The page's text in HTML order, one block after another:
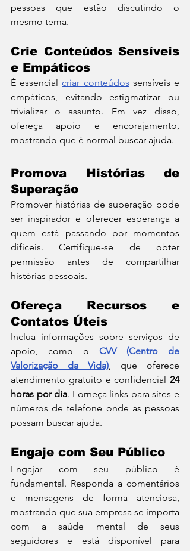
pessoas que estão discutindo o
mesmo tema.
Crie Conteúdos Sensíveis
e Empáticos
É essencial criar conteúdos sensíveis e
empáticos, evitando estigmatizar ou
trivializar o assunto. Em vez disso,
ofereça apoio e encorajamento,
mostrando que é normal buscar ajuda.
Promova Histórias de
Superação
Promover histórias de superação pode
ser inspirador e oferecer esperança a
quem está passando por momentos
difíceis. Certifique-se de obter
permissão antes de compartilhar
histórias pessoais.
Ofereça Recursos e
Contatos Úteis
Inclua informações sobre serviços de
apoio, como o CVV (Centro de
Valorização da Vida), que oferece
atendimento gratuito e confidencial 24
horas por dia. Forneça links para sites e
números de telefone onde as pessoas
possam buscar ajuda.
Engaje com Seu Público
Engajar com seu público é
fundamental. Responda a comentários
e mensagens de forma atenciosa,
mostrando que sua empresa se importa
com a saúde mental de seus
seguidores e está disponível para